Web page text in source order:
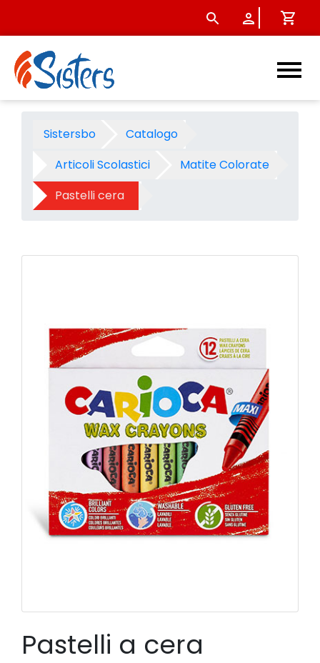
Pastelli a cera Carioca
Sistersbo
Catalogo
Articoli Scolastici
Matite Colorate
Pastelli cera
Pastelli a cera